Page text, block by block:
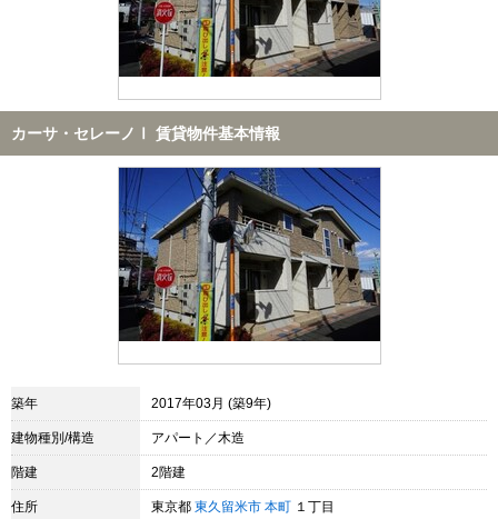
カーサ・セレーノⅠ 賃貸物件基本情報
築年 2017年03月 (築9年)
建物種別/構造 アパート／木造
階建 2階建
住所 東京都 東久留米市 本町 １丁目